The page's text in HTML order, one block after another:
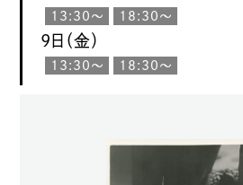
13:30〜 18:30〜
9日（金）
13:30〜 18:30〜